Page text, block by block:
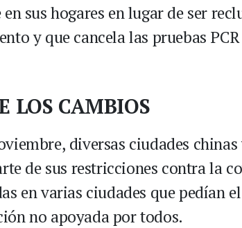
sus hogares en lugar de ser
y que cancela las pruebas
LOS CAMBIOS
diversas ciudades
de sus restricciones contra la
en varias ciudades que pedían
no apoyada por todos.